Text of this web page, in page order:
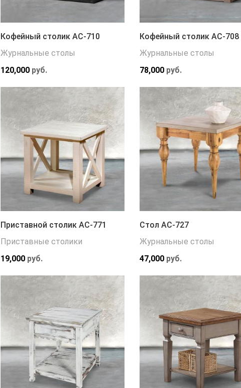
Кофейный столик АС-710
Журнальные столы
120,000руб.
Кофейный столик АС-708
Журнальные столы
78,000руб.
Приставной столик АС-771
Приставные столики
19,000руб.
Стол АС-727
Журнальные столы
47,000руб.